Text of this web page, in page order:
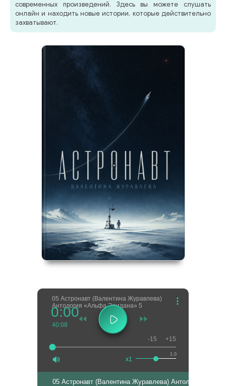
современных произведений. Здесь вы можете слушать
онлайн и находить новые истории, которые действительно
захватывают.
05 Астронавт (Валентина Журавлева)
Антология «Альфа Эридана» 5
0:00
40:08
1.0
x1
-15 +15
05 Астронавт (Валентина Журавлева) Антология